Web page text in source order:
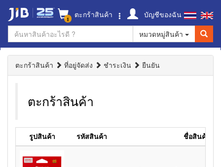
1 ตะกร้าสินค้า
บัญชีของฉัน
หมวดหมู่สินค้า
ตะกร้าสินค้า ที่อยู่จัดส่ง ชำระเงิน ยืนยัน
ตะกร้าสินค้า
รูปสินค้า รหัสสินค้า ชื่อสินค้า